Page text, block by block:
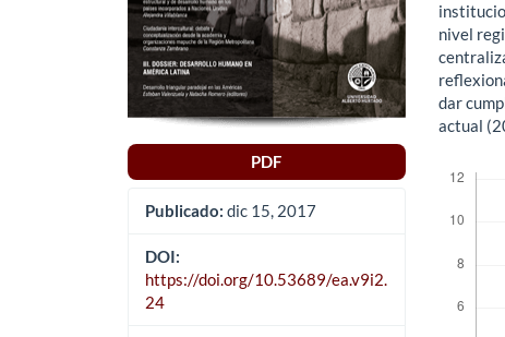
PDF
Publicado: dic 15, 2017
DOI:
https://doi.org/10.53689/ea.v9i2.
24
nivel
dar
actual